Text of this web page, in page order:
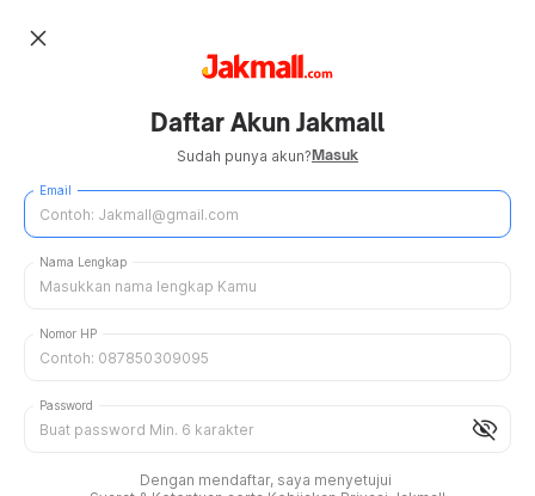
close
Daftar Akun Jakmall
Sudah punya akun?Masuk
Email
Nama Lengkap
Nomor HP
visibility_off
Password
Dengan mendaftar, saya menyetujui